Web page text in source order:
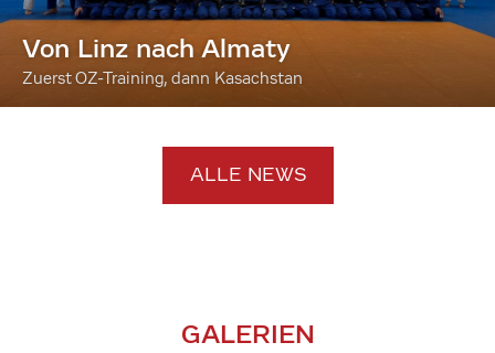
Von Linz nach Almaty
Zuerst OZ-Training, dann Kasachstan
ALLE NEWS
GALERIEN